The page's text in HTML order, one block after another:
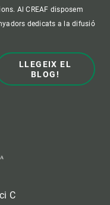
Al CREAF disposem
dedicats a la difusió
LLEGEIX EL
BLOG!
C